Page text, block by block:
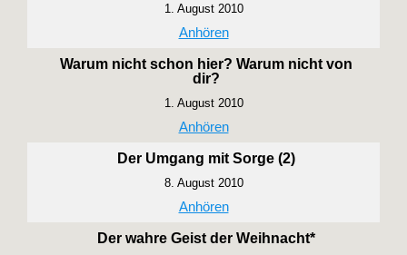
1. August 2010
Anhören
Warum nicht schon hier? Warum nicht von
dir?
1. August 2010
Anhören
Der Umgang mit Sorge (2)
8. August 2010
Anhören
Der wahre Geist der Weihnacht*